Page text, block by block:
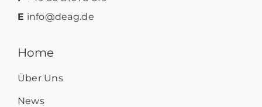
E info@deag.de
Home
Über Uns
News